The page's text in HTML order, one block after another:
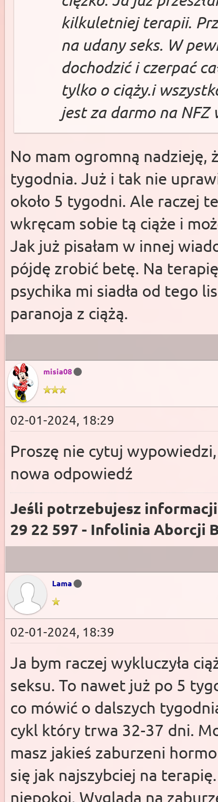
kilkuletniej terapii.
na udany seks. W
dochodzić i czerpać
tylko o ciąży.i
jest za darmo na
No mam ogromną nadzieję,
tygodnia. Już i tak nie
około 5 tygodni. Ale raczej
wkręcam sobie tą ciąże i
Jak już pisałam w innej
pójdę zrobić betę. Na
psychika mi siadła od tego
paranoja z ciążą.
misia08
02-01-2024, 18:29
Proszę nie cytuj
nowa odpowiedź
Jeśli potrzebujesz
29 22 597 - Infolinia Aborcji
Lama
02-01-2024, 18:39
Ja bym raczej wykluczyła
seksu. To nawet już po 5
co mówić o dalszych
cykl który trwa 32-37 dni.
masz jakieś zaburzeni
się jak najszybciej na
niepokoi. Wygląda na